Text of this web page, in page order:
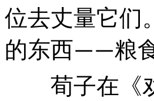
位去丈量它们
的东西——粮
荀子在《劝